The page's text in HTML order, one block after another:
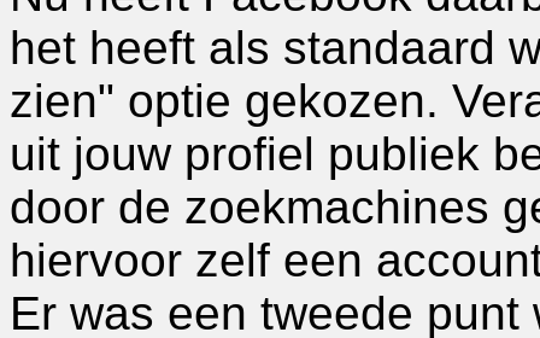
het heeft als standaard
zien" optie gekozen.
uit jouw profiel publiek
door de zoekmachines
hiervoor zelf een
Er was een tweede